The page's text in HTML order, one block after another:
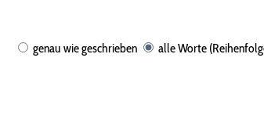
genau wie geschrieben alle Worte